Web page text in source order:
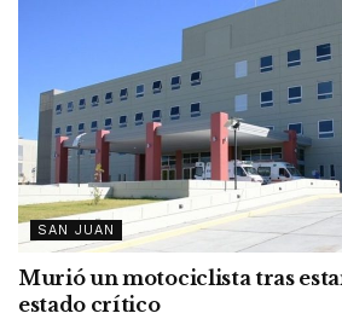
SAN JUAN
Murió un motociclista tras
estado crítico